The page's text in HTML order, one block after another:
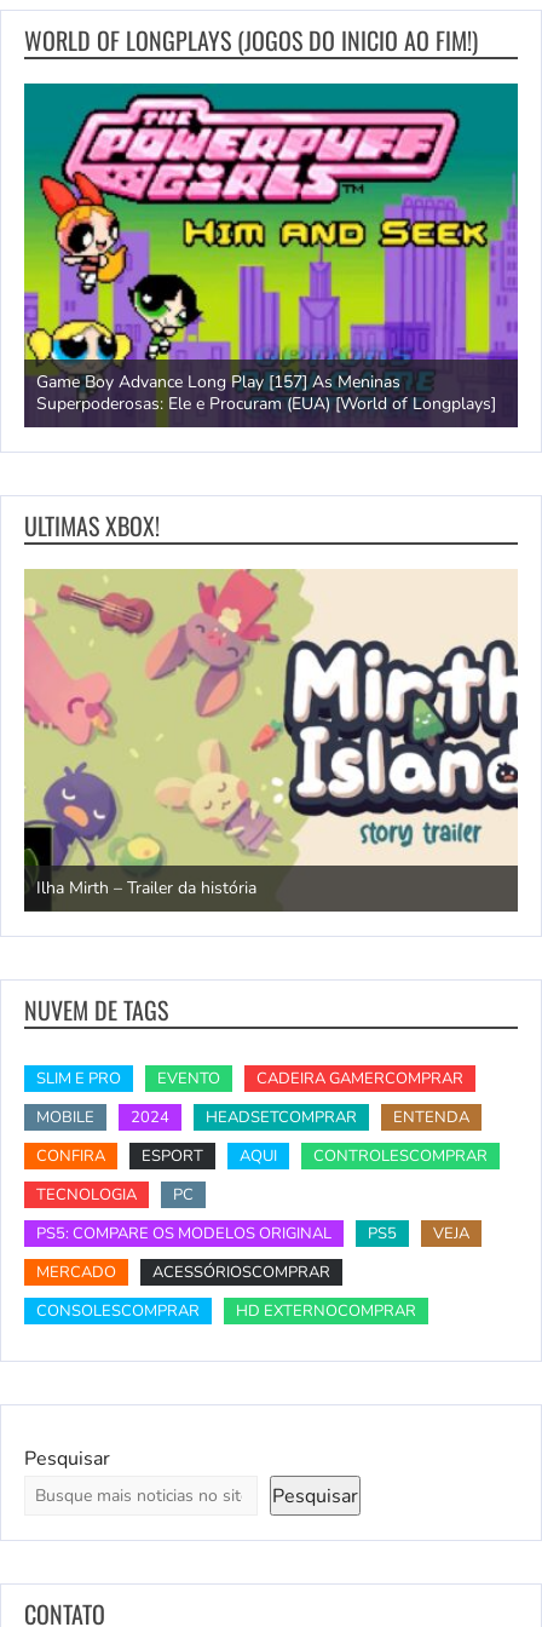
WORLD OF LONGPLAYS (JOGOS DO INICIO AO FIM!)
Game Boy Advance Long Play [157] As Meninas
Superpoderosas: Ele e Procuram (EUA) [World of Longplays]
ULTIMAS XBOX!
Ilha Mirth – Trailer da história
NUVEM DE TAGS
SLIM E PRO EVENTO
CADEIRA GAMERCOMPRAR
MOBILE
2024 HEADSETCOMPRAR
ENTENDA
CONFIRA
ESPORT AQUI
CONTROLESCOMPRAR
TECNOLOGIA
PC
PS5: COMPARE OS MODELOS ORIGINAL
PS5
VEJA
MERCADO
ACESSÓRIOSCOMPRAR
CONSOLESCOMPRAR
HD EXTERNOCOMPRAR
Pesquisar
Pesquisar
CONTATO